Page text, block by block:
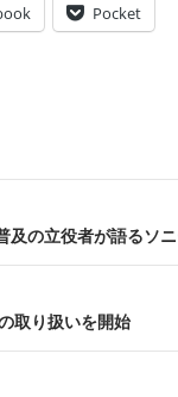
Pocket
及の立役者が語るソ
取り扱いを開始